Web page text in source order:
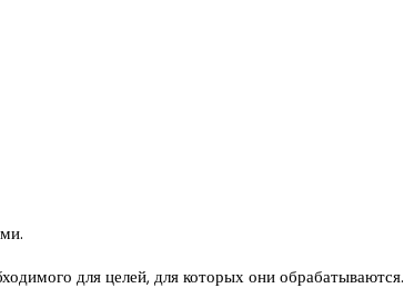
для целей, для которых они обрабатываются.